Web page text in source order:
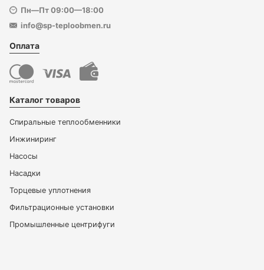
Пн—Пт 09:00—18:00
info@sp-teploobmen.ru
Оплата
Каталог товаров
Спиральные теплообменники
Инжиниринг
Насосы
Насадки
Торцевые уплотнения
Фильтрационные установки
Промышленные центрифуги